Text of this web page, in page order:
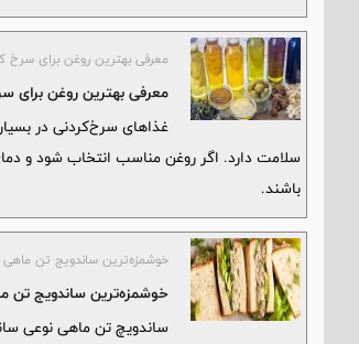
معرفی بهترین روغن برای سرخ
معرفی بهترین روغن برای
غذاهای سرخ‌کردنی در
سلامت دارد. اگر روغن مناسب انتخاب شود و
باشند.
خوشمزه‌ترین ساندویج تن
خوشمزه‌ترین ساندویج تن
ساندویچ تن ماهی نوعی